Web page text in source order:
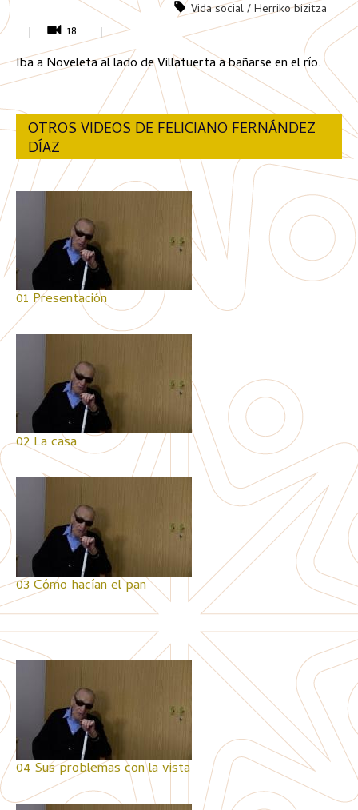
Vida social / Herriko bizitza
18
Iba a Noveleta al lado de Villatuerta a bañarse en el río.
OTROS VIDEOS DE FELICIANO FERNÁNDEZ
DÍAZ
01 Presentación
02 La casa
03 Cómo hacían el pan
04 Sus problemas con la vista